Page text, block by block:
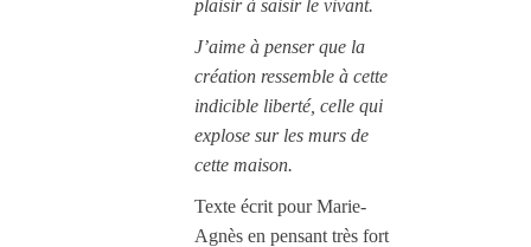
plaisir à saisir le vivant.
J’aime à penser que la
création ressemble à cette
indicible liberté, celle qui
explose sur les murs de
cette maison.
Texte écrit pour Marie-
Agnès en pensant très fort